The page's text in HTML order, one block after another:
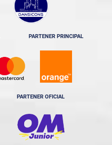
PARTENER PRINCIPAL
PARTENER OFICIAL